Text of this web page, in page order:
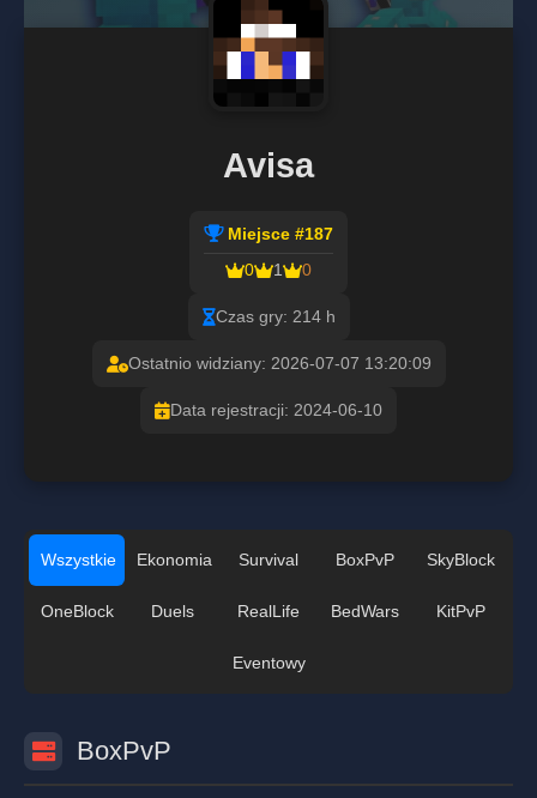
Avisa
Miejsce #187
0
1 0
Czas gry: 214 h
Ostatnio widziany: 2026-07-07 13:20:09
Data rejestracji: 2024-06-10
Wszystkie Ekonomia Survival BoxPvP SkyBlock
OneBlock Duels RealLife BedWars KitPvP
Eventowy
BoxPvP